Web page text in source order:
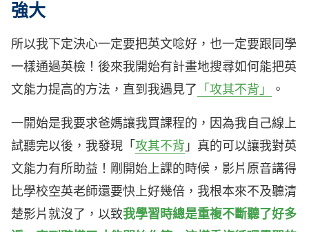
強大
所以我下定決心一定要把英文唸好，也一定要跟同學
一樣通過英檢！後來我開始有計畫地搜尋如何能把英
文能力提高的方法，直到我遇見了 「攻其不背」 。
一開始是我要求爸媽讓我買課程的，因為我自己線上
試聽完以後，我發現「 攻其不背 」真的可以讓我對英
文能力有所助益！剛開始上課的時候，影片原音講得
比學校空英老師還要快上好幾倍，我根本來不及聽清
楚影片就沒了，以致我學習時總是重複不斷聽了好多